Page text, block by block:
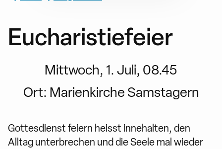
Eucharistiefeier
Mittwoch, 1. Juli, 08.45
Ort: Marienkirche Samstagern
Gottesdienst feiern heisst innehalten, den
Alltag unterbrechen und die Seele mal wieder